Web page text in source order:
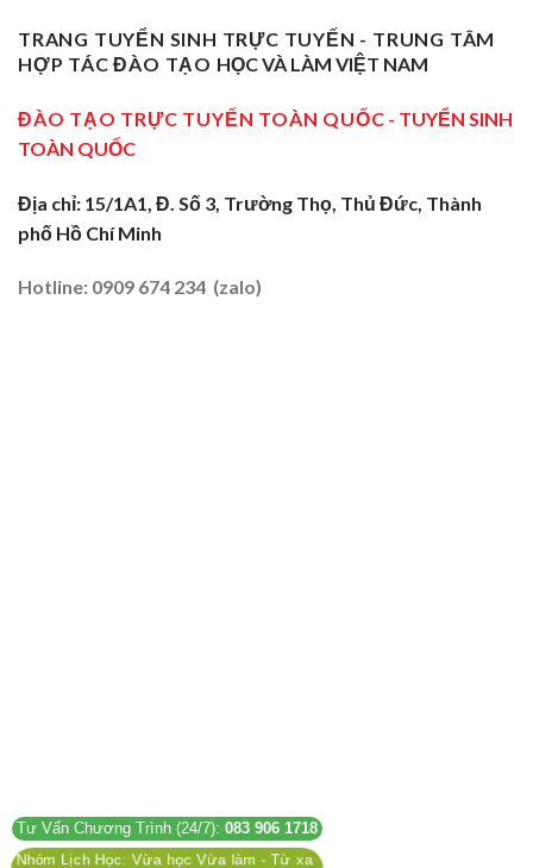
Nghề
Cửa
Ngõ
Miền
2026
Tây
Ninh:
Truyền
Tại
Dạy
Nghề
Sơ
Tại
Sóc
Nghề
Tại
Lúa
TRANG TUYỂN SINH TRỰC TUYẾN - TRUNG TÂM
HỢP TÁC ĐÀO TẠO HỌC VÀ LÀM VIỆT NAM
ĐÀO TẠO TRỰC TUYẾN TOÀN QUỐC - TUYỂN SINH
TOÀN QUỐC
Địa chỉ: 15/1A1, Đ. Số 3, Trường Thọ, Thủ Đức, Thành
phố Hồ Chí Minh
Hotline: 0909 674 234 (zalo)
Tư Vấn Chương Trình (24/7): 083 906 1718
Nhóm Lịch Học: Vừa học Vừa làm - Từ xa